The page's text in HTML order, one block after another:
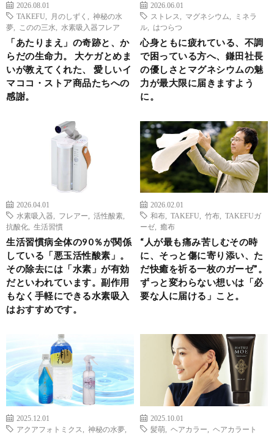
2026.08.01
TAKEFU
月のしずく
神秘の水
夢
このの三水 水素吸入器フレア
「あたりまえ」の奇跡と、か
らだの生命力。 大ケガとめま
いが教えてくれた、 愛しいイ
マココ・ストア商品たちへの
感謝。
2026.06.01
ストレス
マグネシウム
ミネラ
ル
はつらつ
心身ともに疲れている、不調
で困っている方へ、鎌田社長
の優しさとマグネシウムの魅
力が最大限に届きますよう
に。
2026.04.01
水素吸入器
フレアー 活性酸素
抗酸化
生活習慣
生活習慣病全体の90％が関係
している「悪玉活性酸素」。
その除去には「水素」が有効
だといわれています。副作用
もなく手軽にできる水素吸入
はおすすめです。
2026.02.01
和布
TAKEFU 竹布
TAKEFUガ
ーゼ
癒布
“人が最も痛み苦しむその時
に、そっと傷に寄り添い、た
だ快癒を祈る一枚のガーゼ”。
ずっと変わらない想いは「必
要な人に届ける」こと。
2025.12.01
アクアフォトミクス
神秘の水夢
2025.10.01
髪萌
ヘアカラー
ヘアカラート